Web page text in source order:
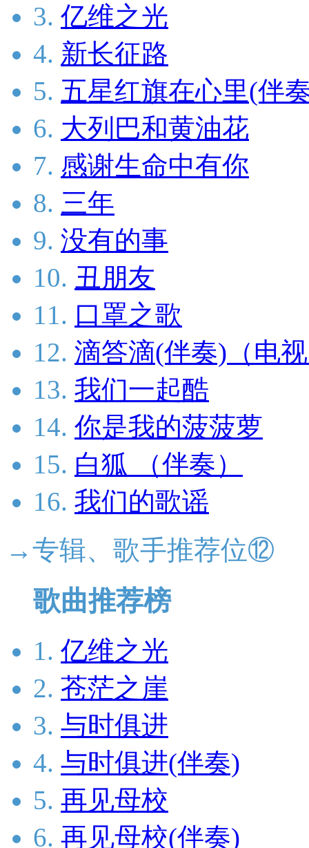
3. 亿维之光
4. 新长征路
5. 五星红旗在心里(伴
6. 大列巴和黄油花
7. 感谢生命中有你
8. 三年
9. 没有的事
10. 丑朋友
11. 口罩之歌
12. 滴答滴(伴奏)（电
13. 我们一起酷
14. 你是我的菠菠萝
15. 白狐 （伴奏）
16. 我们的歌谣
→专辑、歌手推荐位⑫
歌曲推荐榜
1. 亿维之光
2. 苍茫之崖
3. 与时俱进
4. 与时俱进(伴奏)
5. 再见母校
6. 再见母校(伴奏)